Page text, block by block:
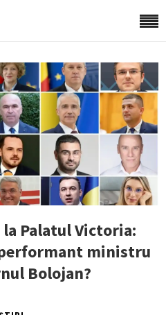
Palatul Victoria:
ministru
Bolojan?